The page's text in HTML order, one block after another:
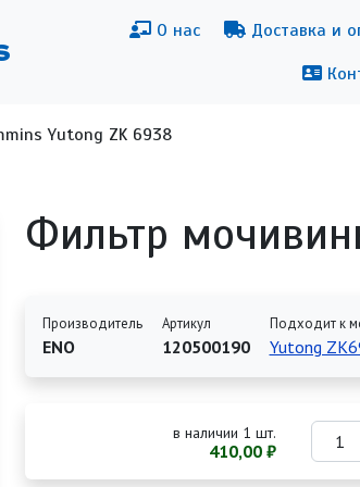
Основная навигация
О нас
Доставка и
Yutong ZK 6938
Фильтр
Производитель
ENO
Артикул
120500190
Подходит к
Yutong
в наличии 1 шт.
410,00 ₽